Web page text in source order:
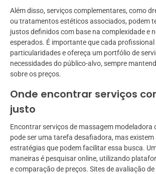
Além disso, serviços complementares, como
ou tratamentos estéticos associados, podem
justos definidos com base na complexidade e
esperados. É importante que cada profissional
particularidades e ofereça um portfólio de
necessidades do público-alvo, sempre
sobre os preços.
Onde encontrar serviços
justo
Encontrar serviços de massagem modeladora
pode ser uma tarefa desafiadora, mas
estratégias que podem facilitar essa busca.
maneiras é pesquisar online, utilizando
e comparação de preços. Sites de avaliação